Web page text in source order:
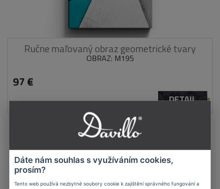
Ručne maľovaný obraz geometrické tvary
OBRAZ: M195
97 €
DETAIL
Dáte nám souhlas s využíváním cookies,
prosím?
Tento web používá nezbytné soubory cookie k zajištění správného fungování a